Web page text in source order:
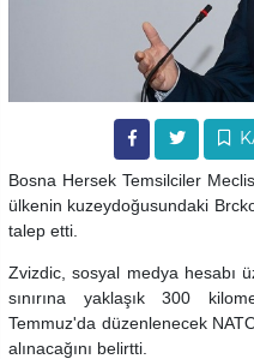
Bosna Hersek Temsilciler
ülkenin kuzeydoğusundaki
talep etti.
Zvizdic, sosyal medya hesabı
sınırına yaklaşık 300
Temmuz'da düzenlenecek
alınacağını belirtti.